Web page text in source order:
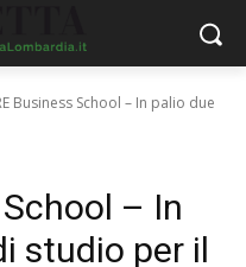
Business School – In palio due
– In
studio per il